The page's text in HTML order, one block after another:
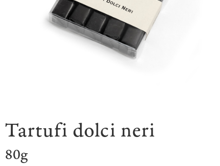
Tartufi dolci neri
80g